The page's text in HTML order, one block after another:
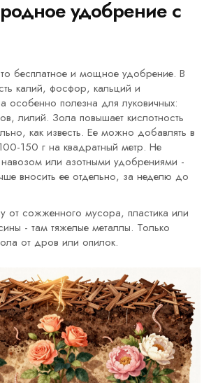
удобрение с
бесплатное и мощное удобрение. В
калий, фосфор, кальций и
особенно полезна для луковичных:
лилий. Зола повышает кислотность
как известь. Ее можно добавлять в
150 г на квадратный метр. Не
или азотными удобрениями -
вносить ее отдельно, за неделю до
от сожженного мусора, пластика или
- там тяжелые металлы. Только
от дров или опилок.